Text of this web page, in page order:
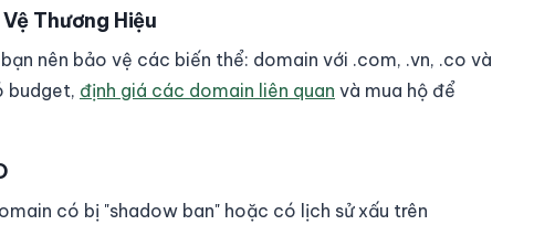
Thương Hiệu
nên bảo vệ các biến thể: domain với .com, .vn, .co và
budget, định giá các domain liên quan và mua hộ để
có bị "shadow ban" hoặc có lịch sử xấu trên